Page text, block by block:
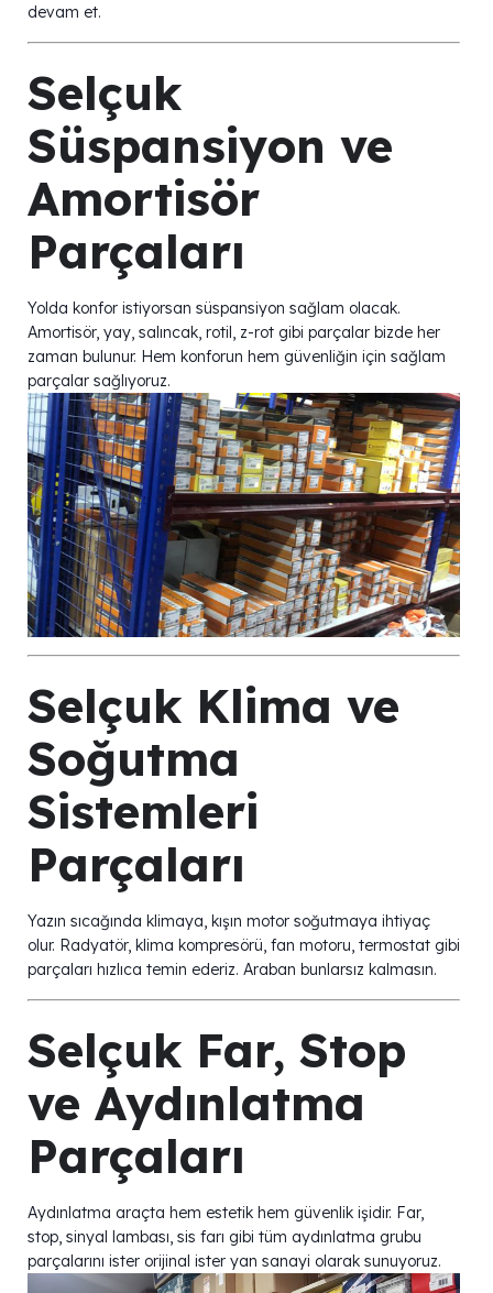
devam et.
Selçuk
Süspansiyon ve
Amortisör
Parçaları
Yolda konfor istiyorsan süspansiyon sağlam olacak.
Amortisör, yay, salıncak, rotil, z-rot gibi parçalar bizde her
zaman bulunur. Hem konforun hem güvenliğin için sağlam
parçalar sağlıyoruz.
Selçuk Klima ve
Soğutma
Sistemleri
Parçaları
Yazın sıcağında klimaya, kışın motor soğutmaya ihtiyaç
olur. Radyatör, klima kompresörü, fan motoru, termostat gibi
parçaları hızlıca temin ederiz. Araban bunlarsız kalmasın.
Selçuk Far, Stop
ve Aydınlatma
Parçaları
Aydınlatma araçta hem estetik hem güvenlik işidir. Far,
stop, sinyal lambası, sis farı gibi tüm aydınlatma grubu
parçalarını ister orijinal ister yan sanayi olarak sunuyoruz.